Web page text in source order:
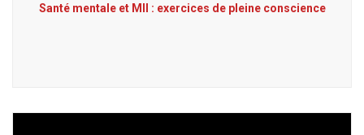
Santé mentale et MII : exercices de pleine conscience